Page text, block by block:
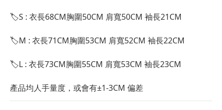
🏷S : 衣長68CM胸圍50CM 肩寬50CM 袖長21CM
🏷M : 衣長71CM胸圍53CM 肩寬52CM 袖長22CM
🏷L : 衣長73CM胸圍55CM 肩寬53CM 袖長23CM
產品均人手量度，或會有±1-3CM 偏差